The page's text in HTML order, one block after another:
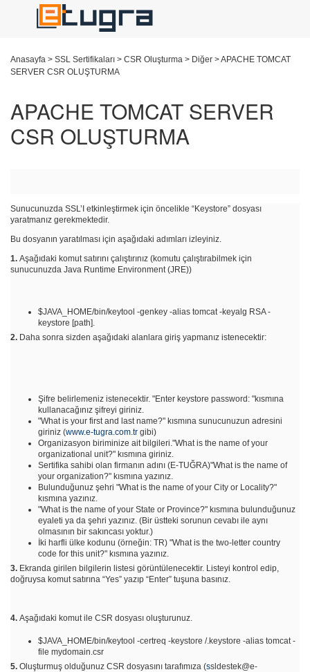
Anasayfa > SSL Sertifikaları > CSR Oluşturma > Diğer >APACHE TOMCAT
SERVER CSR OLUŞTURMA
APACHE TOMCAT SERVER
CSR OLUŞTURMA
Sunucunuzda SSL’I etkinleştirmek için öncelikle “Keystore” dosyası
yaratmanız gerekmektedir.
Bu dosyanın yaratılması için aşağıdaki adımları izleyiniz.
1.Aşağıdaki komut satırını çalıştırınız (komutu çalıştırabilmek için
sunucunuzda Java Runtime Environment (JRE))
$JAVA_HOME/bin/keytool -genkey -alias tomcat -keyalg RSA -
keystore [path].
2. Daha sonra sizden aşağıdaki alanlara giriş yapmanız istenecektir:
Şifre belirlemeniz istenecektir. "Enter keystore password: "kısmına
kullanacağınız şifreyi giriniz.
"What is your first and last name?" kısmına sunucunuzun adresini
giriniz (www.e-tugra.com.tr gibi)
Organizasyon biriminize ait bilgileri."What is the name of your
organizational unit?" kısmına giriniz.
Sertifika sahibi olan firmanın adını (E-TUĞRA)"What is the name of
your organization?" kısmına yazınız.
Bulunduğunuz şehri "What is the name of your City or Locality?"
kısmına yazınız.
"What is the name of your State or Province?" kısmına bulunduğunuz
eyaleti ya da şehri yazınız. (Bir üstteki sorunun cevabı ile aynı
olmasının bir sakıncası yoktur.)
İki harfli ülke kodunu (örneğin: TR) "What is the two-letter country
code for this unit?" kısmına yazınız.
3. Ekranda girilen bilgilerin listesi görüntülenecektir. Listeyi kontrol edip,
doğruysa komut satırına “Yes” yazıp “Enter” tuşuna basınız.
4.Aşağıdaki komut ile CSR dosyası oluşturunuz.
$JAVA_HOME/bin/keytool -certreq -keystore /.keystore -alias tomcat -
file mydomain.csr
5.Oluşturmuş olduğunuz CSR dosyasını tarafımıza (ssldestek@e-